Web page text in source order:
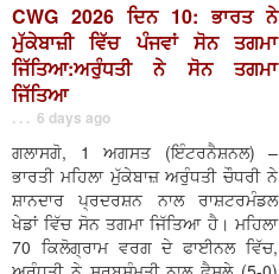
CWG 2026 ਦਿਨ 10: ਭਾਰਤ ਨੇ
ਮੁੱਕੇਬਾਜ਼ੀ ਵਿੱਚ ਪੰਜਵਾਂ ਸੋਨ ਤਗਮਾ
ਜਿੱਤਿਆ:ਅਰੁੰਧਤੀ ਨੇ ਸੋਨ ਤਗਮਾ
ਜਿੱਤਿਆ
. . . 6 days ago
ਗਲਾਸਗੋ, 1 ਅਗਸਤ (ਇੰਟਰਨੈਸ਼ਨਲ) –
ਭਾਰਤੀ ਮਹਿਲਾ ਮੁੱਕੇਬਾਜ਼ ਅਰੁੰਧਤੀ ਚੌਧਰੀ ਨੇ
ਸ਼ਾਨਦਾਰ ਪ੍ਰਦਰਸ਼ਨ ਨਾਲ ਰਾਸ਼ਟਰਮੰਡਲ
ਖੇਡਾਂ ਵਿੱਚ ਸੋਨ ਤਗਮਾ ਜਿੱਤਿਆ ਹੈ। ਮਹਿਲਾ
70 ਕਿਲੋਗ੍ਰਾਮ ਵਰਗ ਦੇ ਫਾਈਨਲ ਵਿੱਚ,